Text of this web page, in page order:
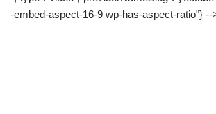
-embed-aspect-16-9 wp-has-aspect-ratio"} --